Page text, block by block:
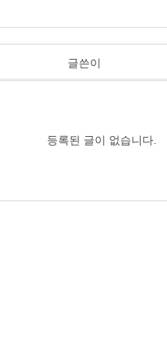
글쓴이
등록된 글이 없습니다.